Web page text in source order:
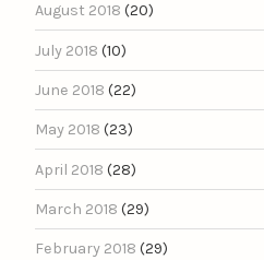
August 2018 (20)
July 2018 (10)
June 2018 (22)
May 2018 (23)
April 2018 (28)
March 2018 (29)
February 2018 (29)